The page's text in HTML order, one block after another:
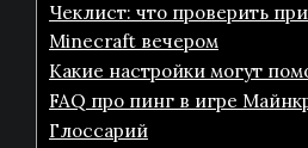
Чеклист: что проверить
Minecraft вечером
Какие настройки могут
FAQ про пинг в игре
Глоссарий